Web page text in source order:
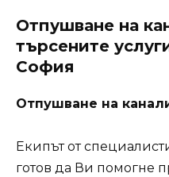
Отпушване на
търсените
София
Отпушване на
Екипът от
готов да Ви помогне